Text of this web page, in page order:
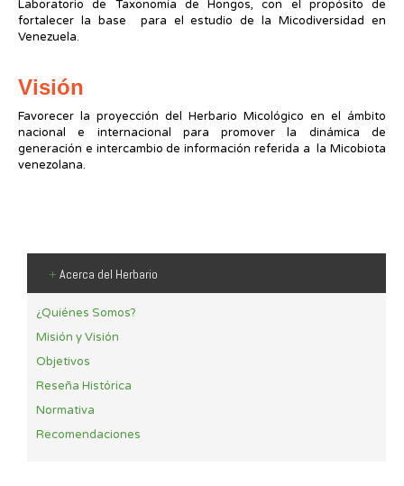
Laboratorio de Taxonomía de Hongos, con el propósito de
fortalecer la base para el estudio de la Micodiversidad en
Venezuela.
Visión
Favorecer la proyección del Herbario Micológico en el ámbito
nacional e internacional para promover la dinámica de
generación e intercambio de información referida a la Micobiota
venezolana.
+ Acerca del Herbario
¿Quiénes Somos?
Misión y Visión
Objetivos
Reseña Histórica
Normativa
Recomendaciones